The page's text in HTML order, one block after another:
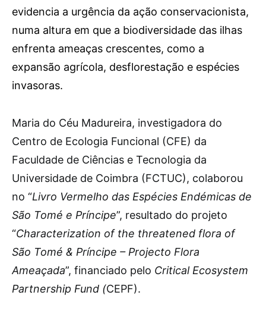
evidencia a urgência da ação conservacionista,
numa altura em que a biodiversidade das ilhas
enfrenta ameaças crescentes, como a
expansão agrícola, desflorestação e espécies
invasoras.
Maria do Céu Madureira, investigadora do
Centro de Ecologia Funcional (CFE) da
Faculdade de Ciências e Tecnologia da
Universidade de Coimbra (FCTUC), colaborou
no “Livro Vermelho das Espécies Endémicas de
São Tomé e Príncipe”, resultado do projeto
“Characterization of the threatened flora of
São Tomé & Príncipe – Projecto Flora
Ameaçada”, financiado pelo Critical Ecosystem
Partnership Fund (CEPF).